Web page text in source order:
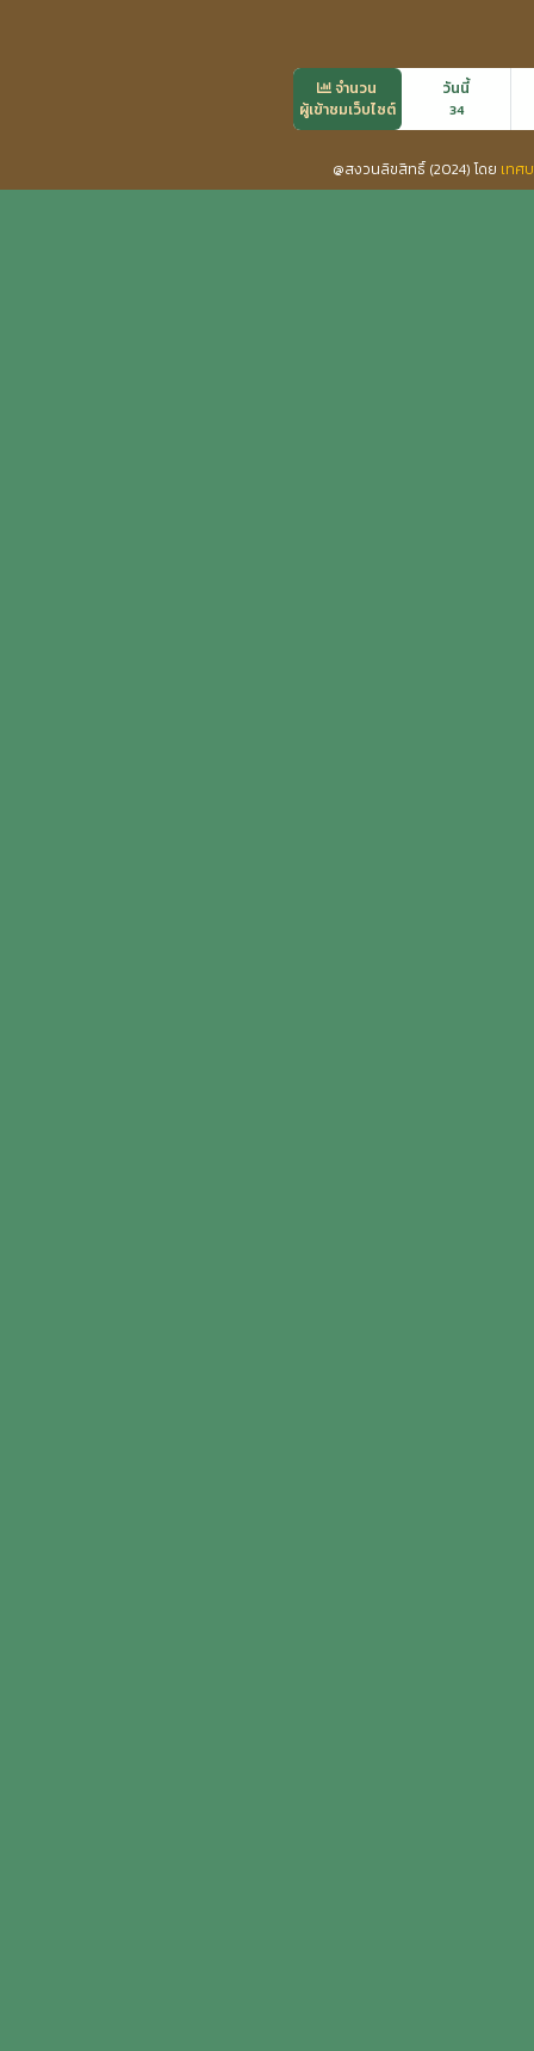
จำนวน
ผู้เข้าชมเว็บไซต์
วันนี้
34
@สงวนลิขสิทธิ์ (2024) โดย เทศ